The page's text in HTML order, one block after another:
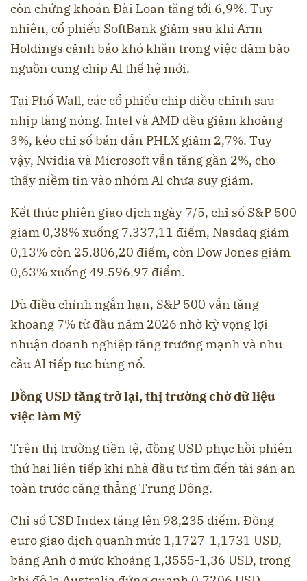
còn chứng khoán Đài Loan tăng tới 6,9%. Tuy
nhiên, cổ phiếu SoftBank giảm sau khi Arm
Holdings cảnh báo khó khăn trong việc đảm bảo
nguồn cung chip AI thế hệ mới.
Tại Phố Wall, các cổ phiếu chip điều chỉnh sau
nhịp tăng nóng. Intel và AMD đều giảm khoảng
3%, kéo chỉ số bán dẫn PHLX giảm 2,7%. Tuy
vậy, Nvidia và Microsoft vẫn tăng gần 2%, cho
thấy niềm tin vào nhóm AI chưa suy giảm.
Kết thúc phiên giao dịch ngày 7/5, chỉ số S&P 500
giảm 0,38% xuống 7.337,11 điểm, Nasdaq giảm
0,13% còn 25.806,20 điểm, còn Dow Jones giảm
0,63% xuống 49.596,97 điểm.
Dù điều chỉnh ngắn hạn, S&P 500 vẫn tăng
khoảng 7% từ đầu năm 2026 nhờ kỳ vọng lợi
nhuận doanh nghiệp tăng trưởng mạnh và nhu
cầu AI tiếp tục bùng nổ.
Đồng USD tăng trở lại, thị trường chờ dữ liệu
việc làm Mỹ
Trên thị trường tiền tệ, đồng USD phục hồi phiên
thứ hai liên tiếp khi nhà đầu tư tìm đến tài sản an
toàn trước căng thẳng Trung Đông.
Chỉ số USD Index tăng lên 98,235 điểm. Đồng
euro giao dịch quanh mức 1,1727-1,1731 USD,
bảng Anh ở mức khoảng 1,3555-1,36 USD, trong